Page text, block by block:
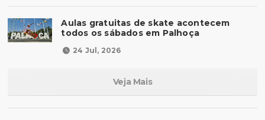
Aulas gratuitas de skate acontecem
todos os sábados em Palhoça
24 Jul, 2026
Veja Mais